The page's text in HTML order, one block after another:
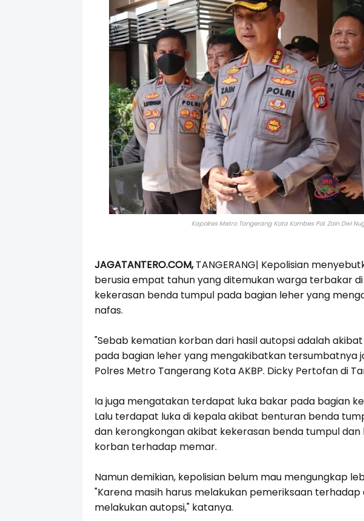
Kapolres Metro Tangerang Kota Kombes Pol. Zain Dwi
JAGATANTERO.COM,TANGERANG| Kepolisian
berusia empat tahun yang ditemukan warga terbakar
kekerasan benda tumpul pada bagian leher yang
nafas.
"Sebab kematian korban dari hasil autopsi adalah
pada bagian leher yang mengakibatkan tersumbatnya
Polres Metro Tangerang Kota AKBP. Dicky Pertofan di
Ia juga mengatakan terdapat luka bakar pada bagian
Lalu terdapat luka di kepala akibat benturan benda
dan kerongkongan akibat kekerasan benda tumpul dan
korban terhadap memar.
Namun demikian, kepolisian belum mau mengungkap
"Karena masih harus melakukan pemeriksaan
melakukan autopsi," katanya.